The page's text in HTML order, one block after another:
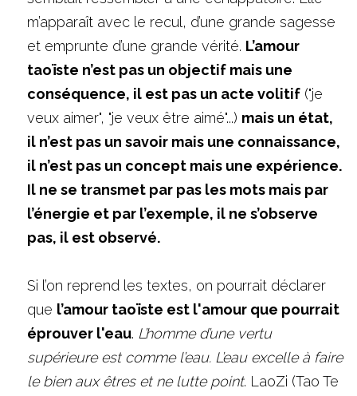
m’apparaît avec le recul, d’une grande sagesse
et emprunte d’une grande vérité. L’amour
taoïste n’est pas un objectif mais une
conséquence, il est pas un acte volitif ("je
veux aimer", "je veux être aimé"...) mais un état,
il n’est pas un savoir mais une connaissance,
il n’est pas un concept mais une expérience.
Il ne se transmet par pas les mots mais par
l’énergie et par l’exemple, il ne s’observe
pas, il est observé.
Si l’on reprend les textes, on pourrait déclarer
que l’amour taoïste est l'amour que pourrait
éprouver l'eau. L’homme d’une vertu
supérieure est comme l’eau. L’eau excelle à faire
le bien aux êtres et ne lutte point. LaoZi (Tao Te